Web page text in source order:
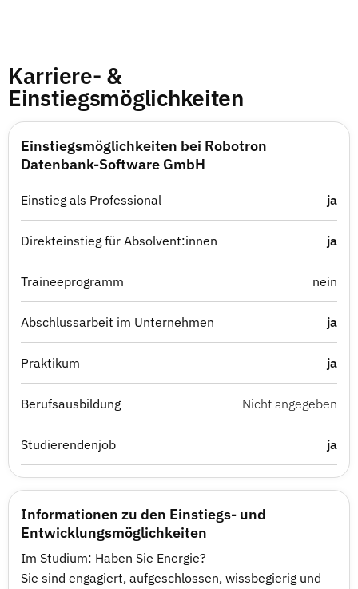
Karriere- &
Einstiegsmöglichkeiten
Einstiegsmöglichkeiten bei Robotron
Datenbank-Software GmbH
Einstieg als Professional ja
Direkteinstieg für Absolvent:innen ja
Traineeprogramm nein
Abschlussarbeit im Unternehmen ja
Praktikum ja
Berufsausbildung Nicht angegeben
Studierendenjob ja
Informationen zu den Einstiegs- und
Entwicklungsmöglichkeiten
Im Studium: Haben Sie Energie?
Sie sind engagiert, aufgeschlossen, wissbegierig und